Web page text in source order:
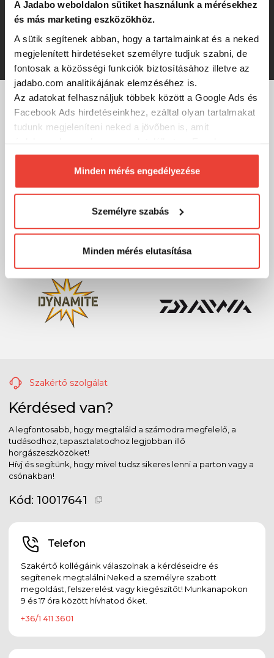
A Jadabo weboldalon sütiket használunk a mérésekhez
és más marketing eszközökhöz.
A sütik segítenek abban, hogy a tartalmainkat és a neked
megjelenített hirdetéseket személyre tudjuk szabni, de
fontosak a közösségi funkciók biztosításához illetve az
jadabo.com analitikájának elemzéséhez is.
Az adatokat felhasználjuk többek között a Google Ads és
Facebook Ads hirdetéseinkhez, ezáltal olyan tartalmakat
tudunk megjeleníteni neked a jövőben is, amit
biztosításához arra kérünk, hogy engedd meg
számunkra minden mérés használatát.
Természetesensoha semmilyen formában nem fogunk
megváltoztathatod a döntésed ezzel kapcsolatban.
Előre is köszönjük!
Minden mérés engedélyezése
Személyre szabás
Minden mérés elutasítása
1 320 Ft
MÁRKÁINK
Szakértő szolgálat
Kérdésed van?
A legfontosabb, hogy megtaláld a számodra megfelelő, a
tudásodhoz, tapasztalatodhoz legjobban illő
horgászeszközöket!
Hívj és segítünk, hogy mivel tudsz sikeres lenni a parton vagy a
csónakban!
Kód: 10017641
Telefon
Szakértő kollégáink válaszolnak a kérdéseidre és
segítenek megtalálni Neked a személyre szabott
megoldást, felszerelést vagy kiegészítőt! Munkanapokon
9 és 17 óra között hívhatod őket.
+36/1 411 3601